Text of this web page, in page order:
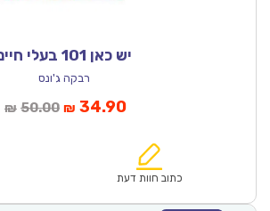
יש כאן 101 בעלי חיים
רבקה ג'ונס
₪ 50.00המחיר
₪50.00.
₪ 34.90המחיר
הוא:
כתוב חוות דעת